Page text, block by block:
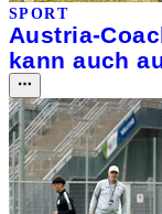
SPORT
Austria-
kann auch